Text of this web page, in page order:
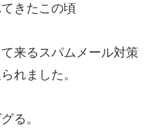
きたこの頃
来るスパムメール対策
れました。
る。